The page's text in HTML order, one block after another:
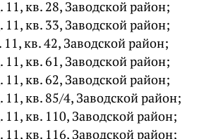
11, кв. 28, Заводской район;
11, кв. 33, Заводской район;
11, кв. 42, Заводской район;
11, кв. 61, Заводской район;
11, кв. 62, Заводской район;
11, кв. 85/4, Заводской район;
11, кв. 110, Заводской район;
11, кв. 116, Заводской район;